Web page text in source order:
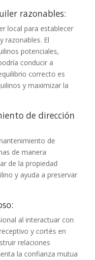
razonables:
local para establecer
razonables. El
potenciales,
conducir a
correcto es
y maximizar la
de dirección
de
de manera
de la propiedad
y ayuda a preservar
al interactuar con
y cortés en
relaciones
la confianza mutua